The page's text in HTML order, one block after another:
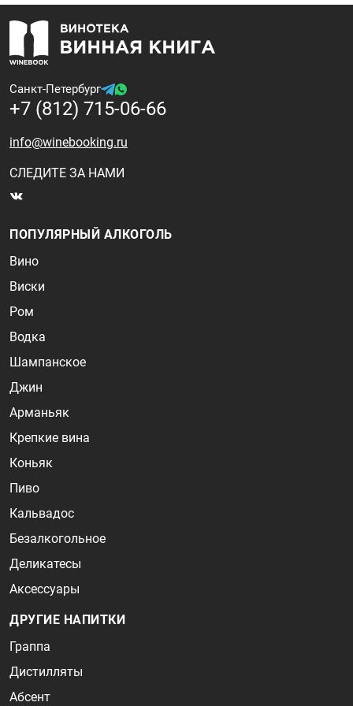
Санкт-Петербург
+7 (812) 715-06-66
info@winebooking.ru
СЛЕДИТЕ ЗА НАМИ
ПОПУЛЯРНЫЙ АЛКОГОЛЬ
Вино
Виски
Ром
Водка
Шампанское
Джин
Арманьяк
Крепкие вина
Коньяк
Пиво
Кальвадос
Безалкогольное
Деликатесы
Аксессуары
ДРУГИЕ НАПИТКИ
Граппа
Дистилляты
Абсент